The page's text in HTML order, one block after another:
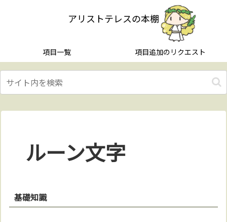
アリストテレスの本棚
項目一覧 項目追加のリクエスト
ルーン文字
基礎知識